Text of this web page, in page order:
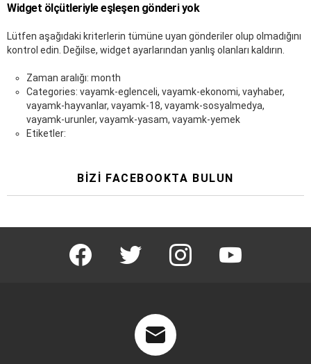
Widget ölçütleriyle eşleşen gönderi yok
Lütfen aşağıdaki kriterlerin tümüne uyan gönderiler olup olmadığını
kontrol edin. Değilse, widget ayarlarından yanlış olanları kaldırın.
Zaman aralığı: month
Categories: vayamk-eglenceli, vayamk-ekonomi, vayhaber,
vayamk-hayvanlar, vayamk-18, vayamk-sosyalmedya,
vayamk-urunler, vayamk-yasam, vayamk-yemek
Etiketler:
BIZI FACEBOOKTA BULUN
facebook twitter instagram